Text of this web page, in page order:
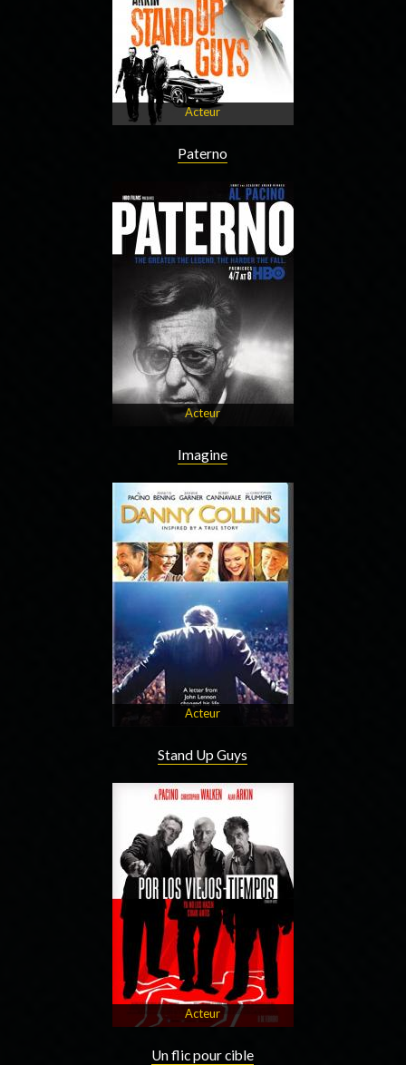
Acteur
Paterno
Acteur
Imagine
Acteur
Stand Up Guys
Acteur
Un flic pour cible